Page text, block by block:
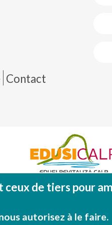
Contact
Europeo de Desarrollo
ceux de tiers pour
autorisez à le faire.